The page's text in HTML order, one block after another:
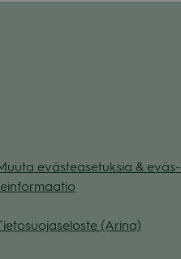
eväs­tea­se­tuk­sia & eväs­
(Arina)